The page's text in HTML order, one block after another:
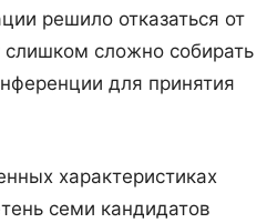
решило отказаться от
слишком сложно собирать
для принятия
характеристиках
семи кандидатов